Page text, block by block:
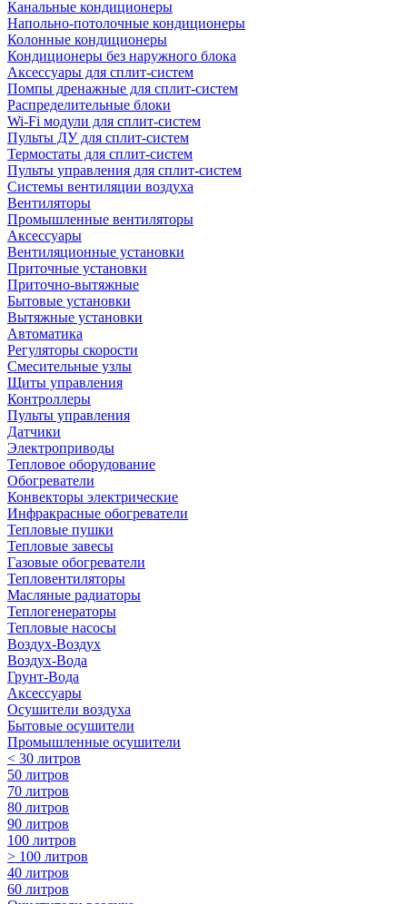
Канальные кондиционеры
Напольно-потолочные кондиционеры
Колонные кондиционеры
Кондиционеры без наружного блока
Аксессуары для сплит-систем
Помпы дренажные для сплит-систем
Распределительные блоки
Wi-Fi модули для сплит-систем
Пульты ДУ для сплит-систем
Термостаты для сплит-систем
Пульты управления для сплит-систем
Системы вентиляции воздуха
Вентиляторы
Промышленные вентиляторы
Аксессуары
Вентиляционные установки
Приточные установки
Приточно-вытяжные
Бытовые установки
Вытяжные установки
Автоматика
Регуляторы скорости
Смесительные узлы
Щиты управления
Контроллеры
Пульты управления
Датчики
Электроприводы
Тепловое оборудование
Обогреватели
Конвекторы электрические
Инфракрасные обогреватели
Тепловые пушки
Тепловые завесы
Газовые обогреватели
Тепловентиляторы
Масляные радиаторы
Теплогенераторы
Тепловые насосы
Воздух-Воздух
Воздух-Вода
Грунт-Вода
Аксессуары
Осушители воздуха
Бытовые осушители
Промышленные осушители
< 30 литров
50 литров
70 литров
80 литров
90 литров
100 литров
> 100 литров
40 литров
60 литров